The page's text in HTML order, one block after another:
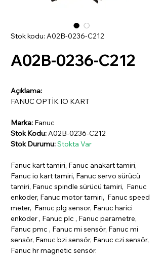
Stok kodu: A02B-0236-C212
A02B-0236-C212
Açıklama:
FANUC OPTİK IO KART
Marka: Fanuc
Stok Kodu:A02B-0236-C212
Stok Durumu:Stokta Var
Fanuc kart tamiri, Fanuc anakart tamiri,
Fanuc io kart tamiri, Fanuc servo sürücü
tamiri, Fanuc spindle sürücü tamiri, Fanuc
enkoder, Fanuc motor tamiri, Fanuc speed
meter, Fanuc plg sensor, Fanuc harici
enkoder , Fanuc plc , Fanuc parametre,
Fanuc pmc , Fanuc mi sensör, Fanuc mi
sensör, Fanuc bzi sensör, Fanuc czi sensör,
Fanuc hr magnetic sensör.